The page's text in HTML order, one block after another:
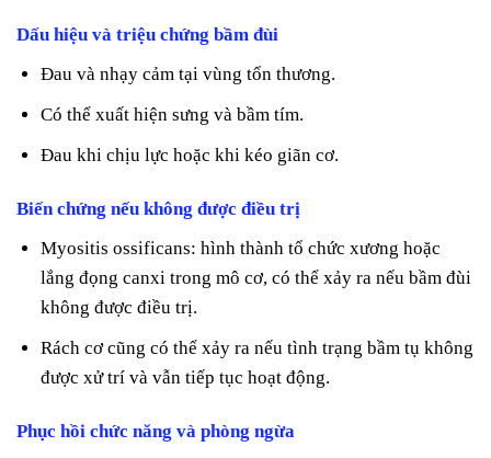
Dấu hiệu và triệu chứng bầm đùi
Đau và nhạy cảm tại vùng tổn thương.
Có thể xuất hiện sưng và bầm tím.
Đau khi chịu lực hoặc khi kéo giãn cơ.
Biến chứng nếu không được điều trị
Myositis ossificans: hình thành tổ chức xương hoặc
lắng đọng canxi trong mô cơ, có thể xảy ra nếu bầm đùi
không được điều trị.
Rách cơ cũng có thể xảy ra nếu tình trạng bầm tụ không
được xử trí và vẫn tiếp tục hoạt động.
Phục hồi chức năng và phòng ngừa